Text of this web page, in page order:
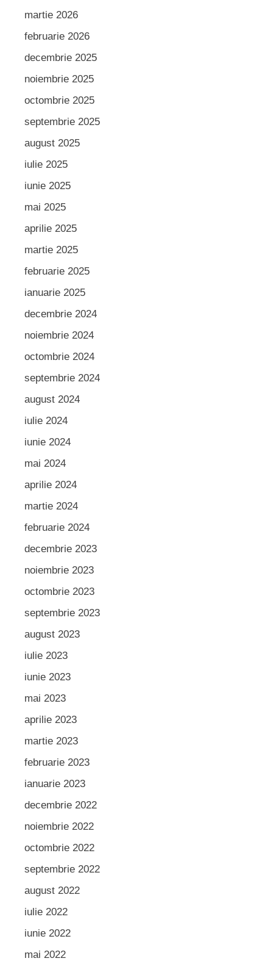
martie 2026
februarie 2026
decembrie 2025
noiembrie 2025
octombrie 2025
septembrie 2025
august 2025
iulie 2025
iunie 2025
mai 2025
aprilie 2025
martie 2025
februarie 2025
ianuarie 2025
decembrie 2024
noiembrie 2024
octombrie 2024
septembrie 2024
august 2024
iulie 2024
iunie 2024
mai 2024
aprilie 2024
martie 2024
februarie 2024
decembrie 2023
noiembrie 2023
octombrie 2023
septembrie 2023
august 2023
iulie 2023
iunie 2023
mai 2023
aprilie 2023
martie 2023
februarie 2023
ianuarie 2023
decembrie 2022
noiembrie 2022
octombrie 2022
septembrie 2022
august 2022
iulie 2022
iunie 2022
mai 2022